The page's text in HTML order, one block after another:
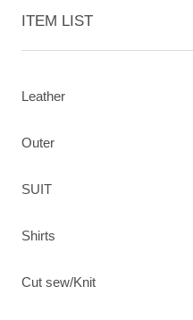
ITEM LIST
Leather
Outer
SUIT
Shirts
Cut sew/Knit